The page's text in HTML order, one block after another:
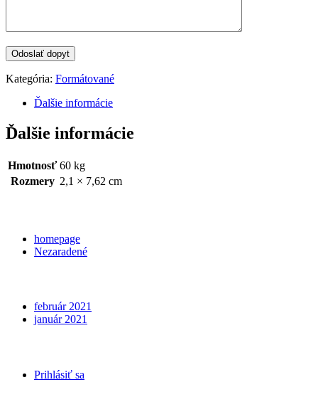
Kategória: Formátované
Ďalšie informácie
Ďalšie informácie
Hmotnosť 60 kg
Rozmery 2,1 × 7,62 cm
homepage
Nezaradené
február 2021
január 2021
Prihlásiť sa